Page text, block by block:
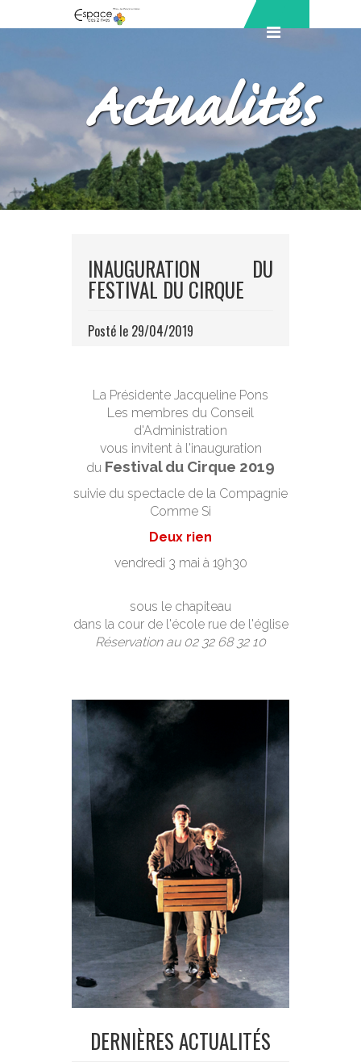
Actualités
INAUGURATION DU
FESTIVAL DU CIRQUE
Posté le 29/04/2019
La Présidente Jacqueline Pons
Les membres du Conseil
d'Administration
vous invitent à l'inauguration
du Festival du Cirque 2019
suivie du spectacle de la Compagnie
Comme Si
Deux rien
vendredi 3 mai à 19h30
sous le chapiteau
dans la cour de l'école rue de l'église
Réservation au 02 32 68 32 10
DERNIÈRES ACTUALITÉS